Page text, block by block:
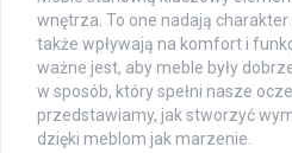
wnętrza. To one nadają
także wpływają na komfort i
ważne jest, aby meble były
w sposób, który spełni nasze
przedstawiamy, jak stworzyć
dzięki meblom jak marzenie.